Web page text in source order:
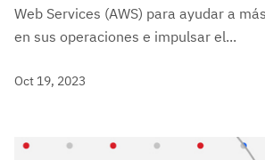
Web Services (AWS) para ayudar a
en sus operaciones e impulsar el...
Oct 19, 2023